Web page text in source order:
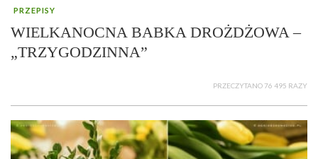
PRZEPISY
WIELKANOCNA BABKA DROŻDŻOWA –
„TRZYGODZINNA”
PRZECZYTANO 76 495 RAZY